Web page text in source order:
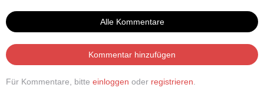
Alle Kommentare
Kommentar hinzufügen
Für Kommentare, bitte einloggen oder registrieren